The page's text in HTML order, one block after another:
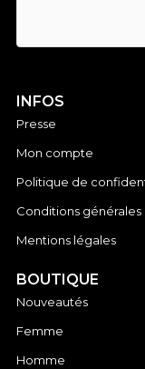
BOUTIQUE
Nouveautés
Femme
Homme
INFOS
Presse
Mon compte
Politique de
Conditions
Mentions légales